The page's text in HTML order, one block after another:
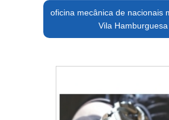
oficina mecânica de nacionais
Vila Hamburguesa